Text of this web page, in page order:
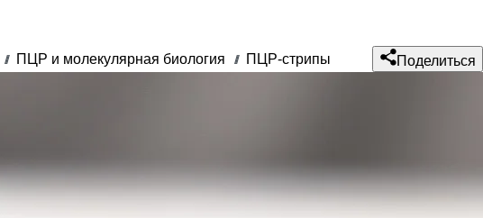
/// ПЦР и молекулярная биология /// ПЦР-стрипы Поделиться